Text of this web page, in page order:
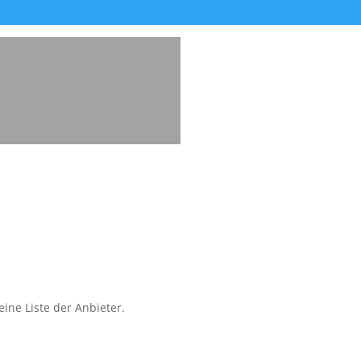
Liste der Anbieter.